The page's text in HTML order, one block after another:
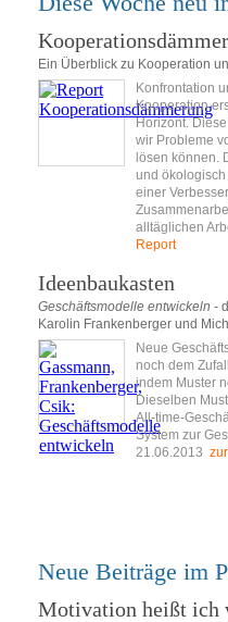
Ein Überblick zu Kooperation
Konfrontation
Kooperation
Horizont.
wir Probleme
lösen können.
und
einer
alltäglichen
Report
Ideenbaukasten
Geschäftsmodelle entwickeln -
Karolin Frankenberger und
Neue
noch dem
indem Muster
Dieselben
All-time-
System zur
21.06.2013
Neue Beiträge im
Motivation heißt ich